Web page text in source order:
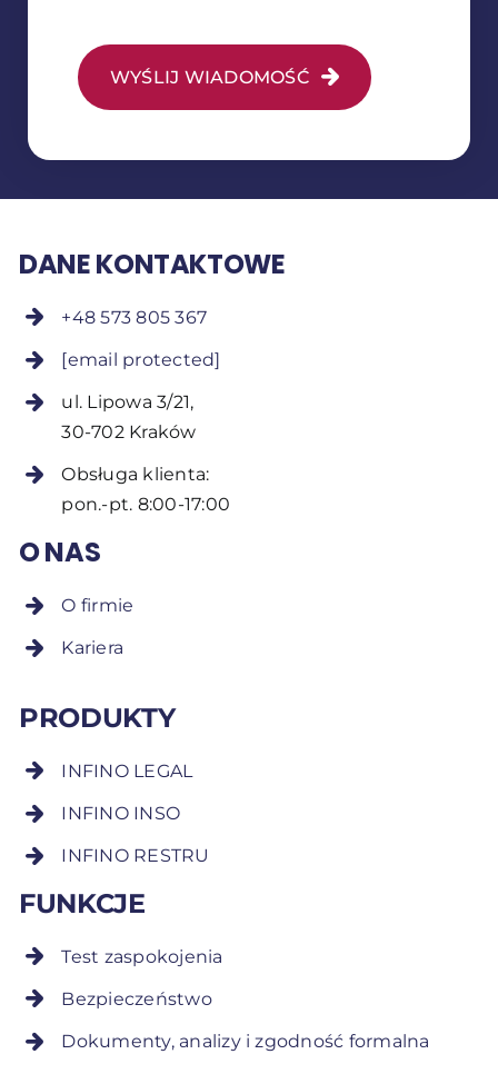
WYŚLIJ WIADOMOŚĆ
DANE KONTAKTOWE
+48 573 805 367
[email protected]
ul. Lipowa 3/21,
30-702 Kraków
Obsługa klienta:
pon.-pt. 8:00-17:00
O NAS
O firmie
Kariera
PRODUKTY
INFINO LEGAL
INFINO INSO
INFINO RESTRU
FUNKCJE
Test zaspokojenia
Bezpieczeństwo
Dokumenty, analizy i zgodność formalna